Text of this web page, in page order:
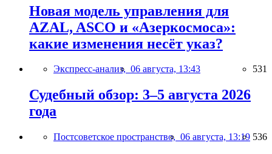
Новая модель управления для
AZAL, ASCO и «Азеркосмоса»:
какие изменения несёт указ?
Экспресс-анализ, 06 августа, 13:43 531
Судебный обзор: 3–5 августа 2026
года
Постсоветское пространство, 06 августа, 13:19 536